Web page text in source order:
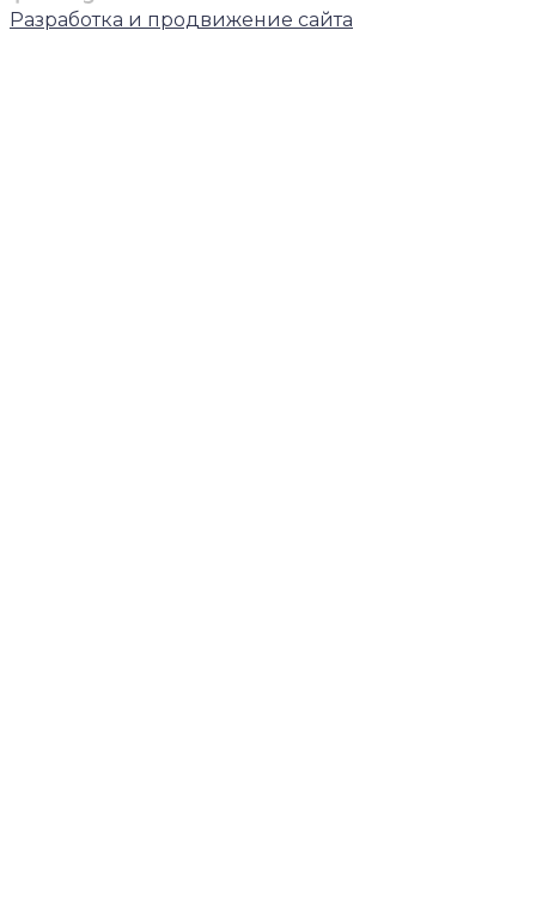
Разработка и продвижение сайта